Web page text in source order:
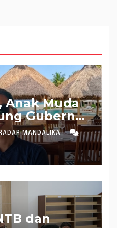
Anak Muda
Gubernur
MANDALIKA
dan